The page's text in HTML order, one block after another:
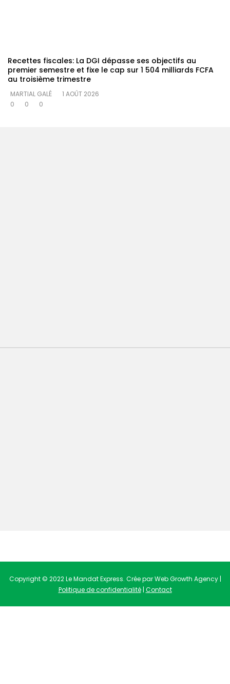
Recettes fiscales: La DGI dépasse ses objectifs au
premier semestre et fixe le cap sur 1 504 milliards FCFA
au troisième trimestre
MARTIAL GALÉ
1 AOÛT 2026
0
0 0
Copyright © 2022 Le Mandat Express. Crée par Web Growth Agency |
Politique de confidentialité| Contact